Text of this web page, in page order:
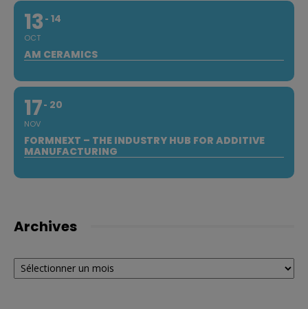
13
OCT
14
AM CERAMICS
17
NOV
20
FORMNEXT – THE INDUSTRY HUB FOR ADDITIVE
MANUFACTURING
Archives
Archives